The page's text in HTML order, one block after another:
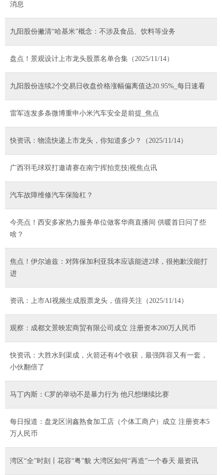
消息
九阳股份撇清“哈基米”概念：不涉及食品、饮料等业务
盘点！景观设计上市龙头股票名单合集（2025/11/14）
九阳股份连续2个交易日收盘价格涨幅偏离值达20.95%_每日速看
雷军连发多条微博重申小米汽车安全是前提_焦点
快资讯：物流快递上市龙头，你知道多少？（2025/11/14）
广西羽毛球双打邀请赛在南宁挥拍竞技|视焦点讯
汽车故障维修汽车保险杠？
今亮点！西安多家热力服务单位做客华商直播间 供暖首日问了些
啥？
焦点！伊尔迪兹：对阵保加利亚我本应该能进2球，很抱歉没能打
进
资讯：上市AI视频生成股票龙头，值得关注（2025/11/14）
观察：成都文景映宏商贸有限公司成立 注册资本200万人民币
快资讯：大胜水到渠成，火箭还有4个收获，最强阵容又有一套，
小伙翻倍了
马丁内斯：C罗的举动不是暴力行为 他只想继续比赛
每日报道：盘龙区润鑫熟食加工店（个体工商户）成立 注册资本5
万人民币
湾区“全”时刻丨花容“粤”貌 大湾区如何“再造”一个春天 最资讯